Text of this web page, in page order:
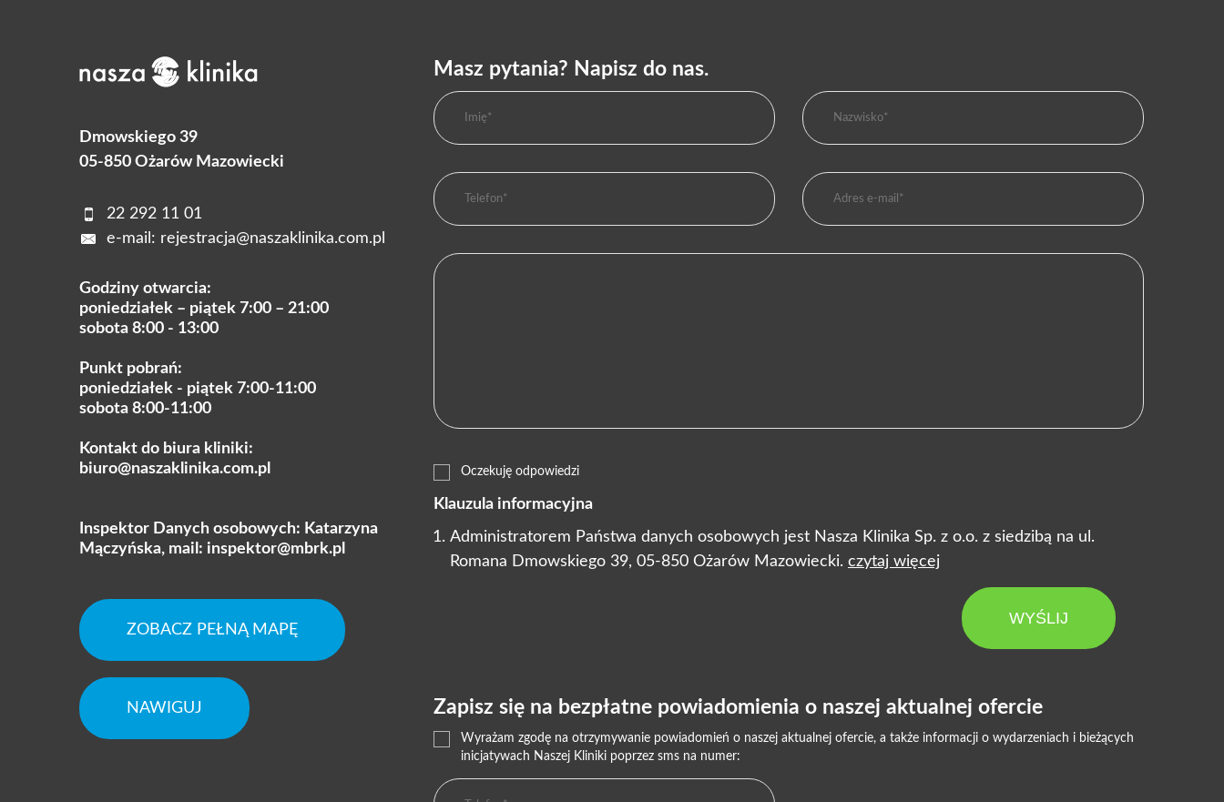
Dmowskiego 39
05-850 Ożarów Mazowiecki
22 292 11 01
e-mail: rejestracja@naszaklinika.com.pl
Godziny otwarcia:
poniedziałek – piątek 7:00 – 21:00
sobota 8:00 - 13:00
Punkt pobrań:
poniedziałek - piątek 7:00-11:00
sobota 8:00-11:00
Kontakt do biura kliniki:
biuro@naszaklinika.com.pl
Inspektor Danych osobowych: Katarzyna
Mączyńska, mail: inspektor@mbrk.pl
ZOBACZ PEŁNĄ MAPĘ
NAWIGUJ
Masz pytania? Napisz do nas.
Oczekuję odpowiedzi
Klauzula informacyjna
Administratorem Państwa danych osobowych jest Nasza Klinika Sp. z o.o. z siedzibą na ul.
Romana Dmowskiego 39, 05-850 Ożarów Mazowiecki. czytaj więcej
WYŚLIJ
Zapisz się na bezpłatne powiadomienia o naszej aktualnej ofercie
Wyrażam zgodę na otrzymywanie powiadomień o naszej aktualnej ofercie, a także informacji o wydarzeniach i bieżących
inicjatywach Naszej Kliniki poprzez sms na numer: